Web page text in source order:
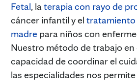
Fetal, laterapia con rayo de
cáncer infantil y el tratamiento
madre para niños con
Nuestro método de trabajo en
capacidad de coordinar el
las especialidades nos